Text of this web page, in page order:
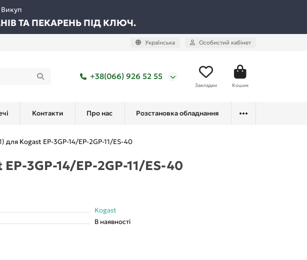
ТА ПЕКАРЕНЬ ПІД КЛЮЧ.
Українська Особистий кабінет
+38(066) 926 52 55
Закладки Кошик
Контакти Про нас Розстановка обладнання
для Kogast EP-3GP-14/EP-2GP-11/ES-40
3GP-14/EP-2GP-11/ES-40
Kogast
В наявності